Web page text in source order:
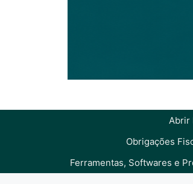
Abrir
Obrigações
Ferramentas, Softwares e